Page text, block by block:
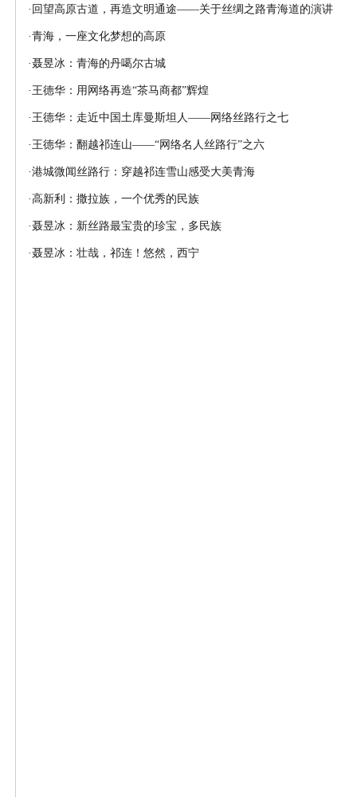
· 回望高原古道，再造文明通途——关于丝绸之路青海道的演讲
·青海，一座文化梦想的高原
·聂昱冰：青海的丹噶尔古城
·王德华：用网络再造“茶马商都”辉煌
·王德华：走近中国土库曼斯坦人——网络丝路行之七
·王德华：翻越祁连山——“网络名人丝路行”之六
·港城微闻丝路行：穿越祁连雪山感受大美青海
·高新利：撒拉族，一个优秀的民族
·聂昱冰：新丝路最宝贵的珍宝，多民族
·聂昱冰：壮哉，祁连！悠然，西宁